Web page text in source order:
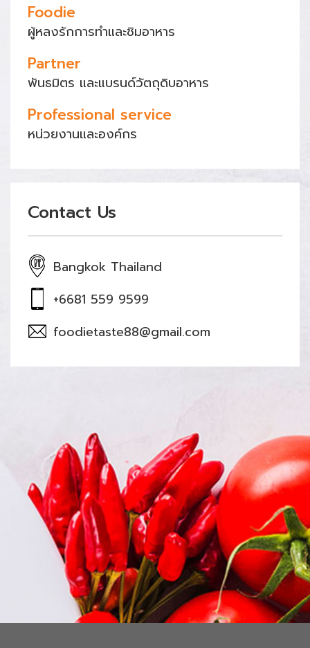
Foodie
ผู้หลงรักการทำและชิมอาหาร
Partner
พันธมิตร และแบรนด์วัตถุดิบอาหาร
Professional service
หน่วยงานและองค์กร
Contact Us
Bangkok Thailand
+6681 559 9599
foodietaste88@gmail.com